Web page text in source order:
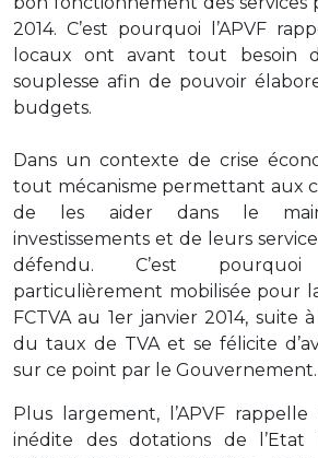
2014. C’est pourquoi l’APVF
locaux ont avant tout besoin
souplesse afin de pouvoir
budgets.
Dans un contexte de crise
tout mécanisme permettant aux
de les aider dans le
investissements et de leurs
défendu. C’est pourquoi
particulièrement mobilisée pour
FCTVA au 1er janvier 2014, suite
du taux de TVA et se félicite
sur ce point par le Gouvernement.
Plus largement, l’APVF
inédite des dotations de l’Etat